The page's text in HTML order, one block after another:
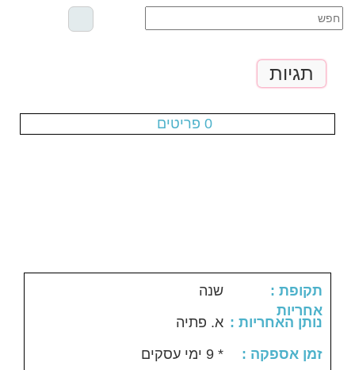
תגיות
0 פריטים
: תקופת
אחריות
שנה
: נותן האחריות
א. פתיה
: זמן אספקה
* 9 ימי עסקים